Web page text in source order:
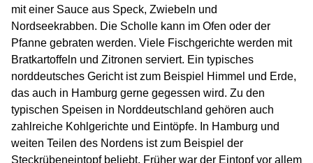
mit einer Sauce aus Speck, Zwiebeln und
Nordseekrabben. Die Scholle kann im Ofen oder der
Pfanne gebraten werden. Viele Fischgerichte werden mit
Bratkartoffeln und Zitronen serviert. Ein typisches
norddeutsches Gericht ist zum Beispiel Himmel und Erde,
das auch in Hamburg gerne gegessen wird. Zu den
typischen Speisen in Norddeutschland gehören auch
zahlreiche Kohlgerichte und Eintöpfe. In Hamburg und
weiten Teilen des Nordens ist zum Beispiel der
Steckrübeneintopf beliebt. Früher war der Eintopf vor allem